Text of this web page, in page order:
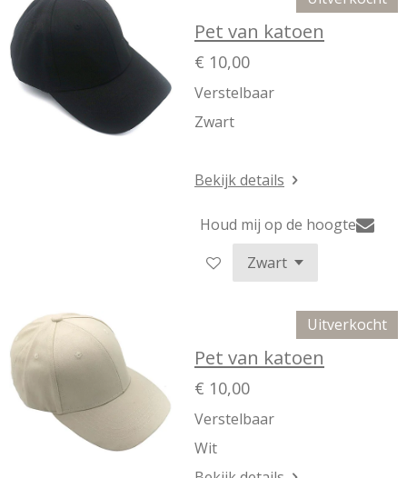
Pet van katoen
€ 10,00
Verstelbaar
Zwart
Bekijk details
Houd mij op de hoogte
Uitverkocht
Pet van katoen
€ 10,00
Verstelbaar
Wit